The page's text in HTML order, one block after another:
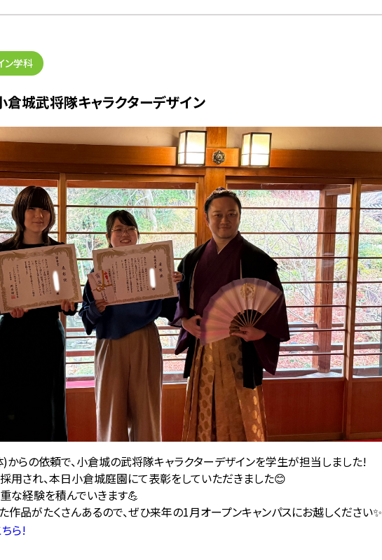
ン学科
倉城武将隊キャラクターデザイン
らの依頼で、小倉城の武将隊キャラクターデザインを学生が担当しました!
用され、本日小倉城庭園にて表彰をしていただきました😊
な経験を積んでいきます💪
品がたくさんあるので、ぜひ来年の1月オープンキャンパスにお越しください✨
ら!